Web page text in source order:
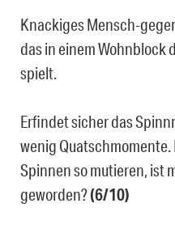
Knackiges Mensch-
das in einem Wohnblock
spielt.
Erfindet sicher das
wenig
Spinnen so mutieren, ist
geworden?(6/10)